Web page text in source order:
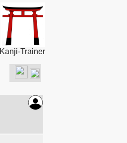
Kanji-Trainer